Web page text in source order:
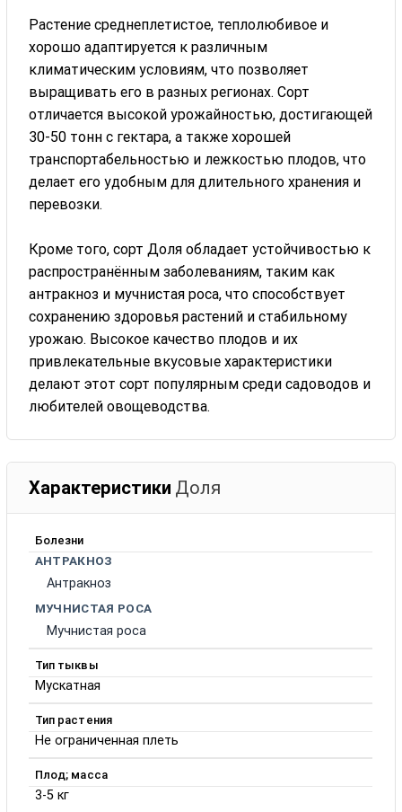
Растение среднеплетистое, теплолюбивое и
хорошо адаптируется к различным
климатическим условиям, что позволяет
выращивать его в разных регионах. Сорт
отличается высокой урожайностью, достигающей
30-50 тонн с гектара, а также хорошей
транспортабельностью и лежкостью плодов, что
делает его удобным для длительного хранения и
перевозки.
Кроме того, сорт Доля обладает устойчивостью к
распространённым заболеваниям, таким как
антракноз и мучнистая роса, что способствует
сохранению здоровья растений и стабильному
урожаю. Высокое качество плодов и их
привлекательные вкусовые характеристики
делают этот сорт популярным среди садоводов и
любителей овощеводства.
Характеристики Доля
Болезни
АНТРАКНОЗ
Антракноз
МУЧНИСТАЯ РОСА
Мучнистая роса
Тип тыквы
Мускатная
Тип растения
Не ограниченная плеть
Плод; масса
3-5 кг